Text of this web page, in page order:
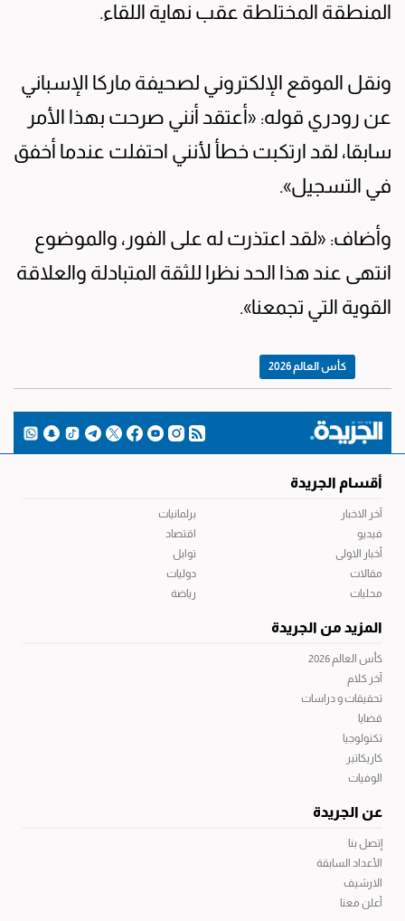
المنطقة المختلطة عقب نهاية اللقاء.
ونقل الموقع الإلكتروني لصحيفة ماركا الإسباني
عن رودري قوله: «أعتقد أنني صرحت بهذا الأمر
سابقا، لقد ارتكبت خطأ لأنني احتفلت عندما أخفق
في التسجيل».
وأضاف: «لقد اعتذرت له على الفور، والموضوع
انتهى عند هذا الحد نظرا للثقة المتبادلة والعلاقة
القوية التي تجمعنا».
كأس العالم 2026
أقسام الجريدة
آخر الاخبار
فيديو
أخبار الاولى
مقالات
محليات
برلمانيات
اقتصاد
توابل
دوليات
رياضة
المزيد من الجريدة
كأس العالم 2026
آخر كلام
تحقيقات و دراسات
قضايا
تكنولوجيا
كاريكاتير
الوفيات
عن الجريدة
إتصل بنا
الأعداد السابقة
الارشيف
أعلن معنا